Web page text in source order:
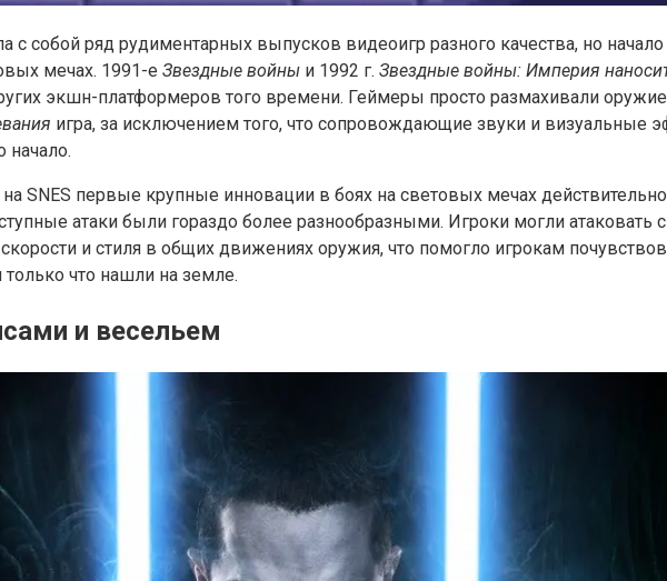
с собой ряд рудиментарных выпусков видеоигр разного качества, но
мечах. 1991-е Звездные войны и 1992 г. Звездные войны: Империя
экшн-платформеров того времени. Геймеры просто размахивали
игра, за исключением того, что сопровождающие звуки и визуальные
начало.
на SNES первые крупные инновации в боях на световых мечах
атаки были гораздо более разнообразными. Игроки могли
и стиля в общих движениях оружия, что помогло игрокам
что нашли на земле.
и весельем